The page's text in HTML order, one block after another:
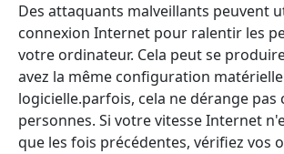
Des attaquants malveillants peuvent
connexion Internet pour ralentir les
votre ordinateur. Cela peut se
avez la même configuration
logicielle.parfois, cela ne dérange pas
personnes. Si votre vitesse Internet
que les fois précédentes, vérifiez vos